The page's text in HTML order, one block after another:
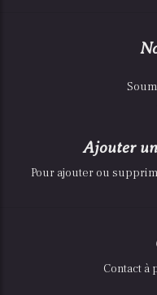
Ajouter
Pour ajouter ou
Contact à